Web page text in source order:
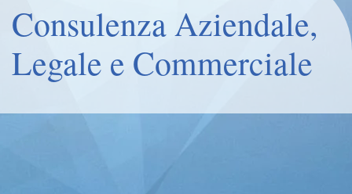
Consulenza Aziendale,
Legale e Commerciale